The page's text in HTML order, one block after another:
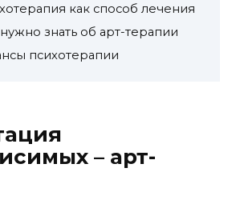
как способ лечения
знать об арт-терапии
психотерапии
– арт-